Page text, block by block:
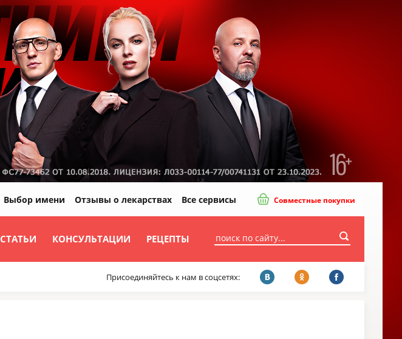
СТАТЬИ КОНСУЛЬТАЦИИ РЕЦЕПТЫ
Выбор имени Отзывы о лекарствах Все сервисы Совместные покупки
Присоединяйтесь к нам в соцсетях: